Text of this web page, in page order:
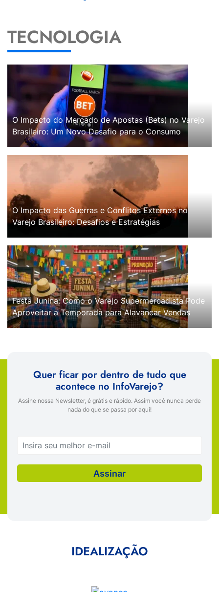
TECNOLOGIA
O Impacto do Mercado de Apostas (Bets) no Varejo
Brasileiro: Um Novo Desafio para o Consumo
O Impacto das Guerras e Conflitos Externos no
Varejo Brasileiro: Desafios e Estratégias
Festa Junina: Como o Varejo Supermercadista Pode
Aproveitar a Temporada para Alavancar Vendas
Quer ficar por dentro de tudo que
acontece no InfoVarejo?
Assine nossa Newsletter, é grátis e rápido. Assim você nunca perde
nada do que se passa por aqui!
IDEALIZAÇÃO